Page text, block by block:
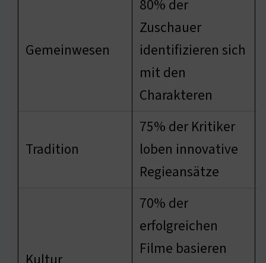
Gemeinwesen
80% der
Zuschauer
identifizieren sich
mit den
Charakteren
Tradition
75% der Kritiker
loben innovative
Regieansätze
70% der
erfolgreichen
Filme basieren